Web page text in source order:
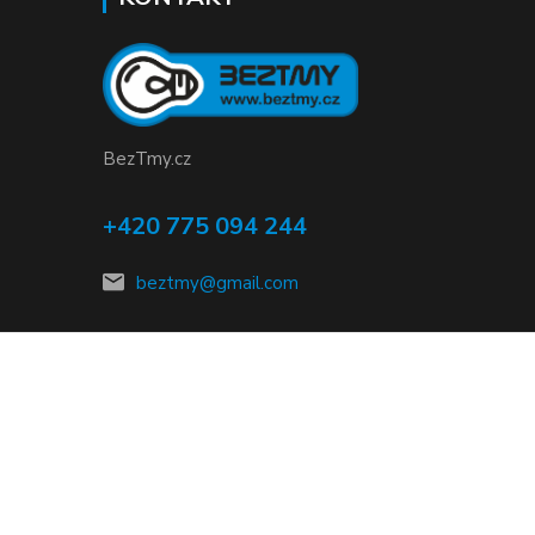
BezTmy.cz
+420 775 094 244
beztmy@gmail.com